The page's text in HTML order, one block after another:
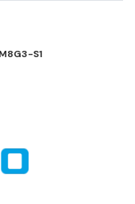
S1